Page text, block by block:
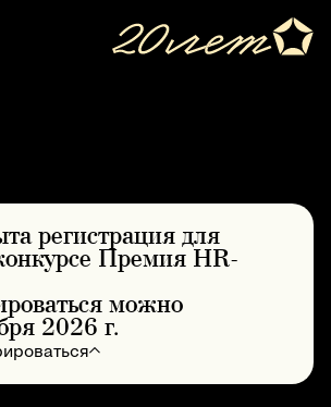
регистрация для
Премия HR-
можно
2026 г.